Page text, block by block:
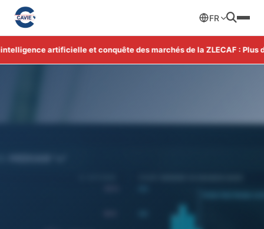
artificielle et conquête des marchés de la ZLECAF : Plus
FR